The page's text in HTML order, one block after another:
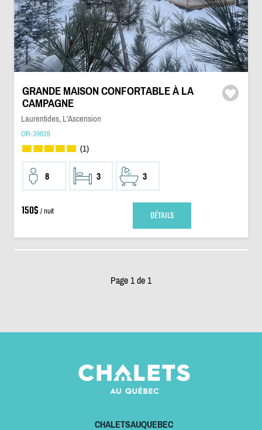
GRANDE MAISON CONFORTABLE À LA
CAMPAGNE
Laurentides, L'Ascension
OR-39628
(1)
8 3 3
150$ / nuit DÉTAILS
Page 1 de 1
CHALETSAUQUEBEC